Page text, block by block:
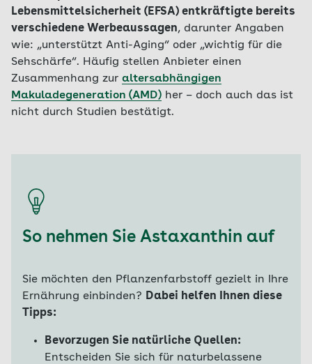
Lebensmittelsicherheit (EFSA) entkräftigte bereits
verschiedene Werbeaussagen, darunter Angaben
wie: „unterstützt Anti-Aging“ oder „wichtig für die
Sehschärfe“. Häufig stellen Anbieter einen
Zusammenhang zur altersabhängigen
Makuladegeneration (AMD) her – doch auch das ist
nicht durch Studien bestätigt.
So nehmen Sie Astaxanthin auf
Sie möchten den Pflanzenfarbstoff gezielt in Ihre
Ernährung einbinden? Dabei helfen Ihnen diese
Tipps:
Bevorzugen Sie natürliche Quellen:
Entscheiden Sie sich für naturbelassene